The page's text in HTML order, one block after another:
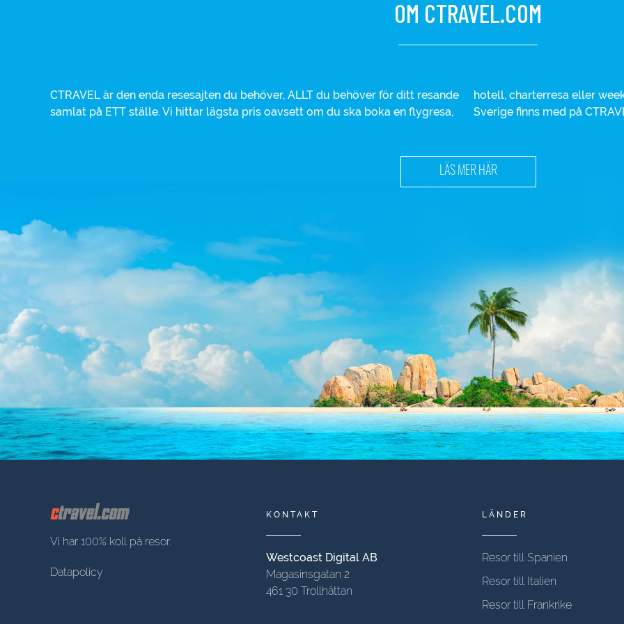
OM CTRAVEL.COM
CTRAVEL är den enda resesajten du behöver, ALLT du behöver för ditt resande
samlat på ETT ställe. Vi hittar lägsta pris oavsett om du ska boka en flygresa,
hotell, charterresa eller weekendresa. Alla viktiga varumärken inom resor i
Sverige finns med på
LÄS MER HÄR
Vi har 100% koll på resor.
Datapolicy
KONTAKT
Westcoast Digital AB
Magasinsgatan 2
461 30 Trollhättan
LÄNDER
Resor till Spanien
Resor till Italien
Resor till Frankrike